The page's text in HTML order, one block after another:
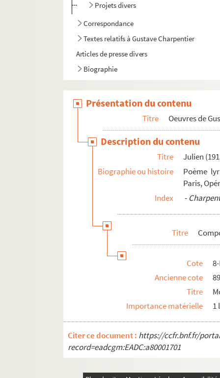
Projets divers
Correspondance
Textes relatifs à Gustave Charpentier
Articles de presse divers
Biographie
Présentation du contenu
Titre Oeuvres de
Description du contenu
Titre
Julien
Biographie ou histoire
Poème
Paris,
Index
-
Titre
Cote
Ancienne cote
Titre
Importance matérielle
1
Citer ce document : https://ccfr.bnf.fr/
record=eadcgm:EADC:a80001701